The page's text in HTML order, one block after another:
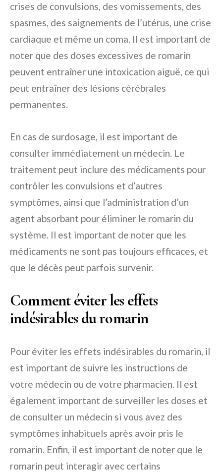
crises de convulsions, des vomissements, des
spasmes, des saignements de l’utérus, une crise
cardiaque et même un coma. Il est important de
noter que des doses excessives de romarin
peuvent entraîner une intoxication aiguë, ce qui
peut entraîner des lésions cérébrales
permanentes.
En cas de surdosage, il est important de
consulter immédiatement un médecin. Le
traitement peut inclure des médicaments pour
contrôler les convulsions et d’autres
symptômes, ainsi que l’administration d’un
agent absorbant pour éliminer le romarin du
système. Il est important de noter que les
médicaments ne sont pas toujours efficaces, et
que le décès peut parfois survenir.
Comment éviter les effets
indésirables du romarin
Pour éviter les effets indésirables du romarin, il
est important de suivre les instructions de
votre médecin ou de votre pharmacien. Il est
également important de surveiller les doses et
de consulter un médecin si vous avez des
symptômes inhabituels après avoir pris le
romarin. Enfin, il est important de noter que le
romarin peut interagir avec certains